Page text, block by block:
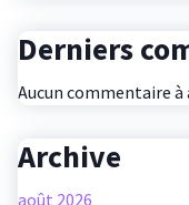
Derniers
Aucun commentaire à
Archive
août 2026